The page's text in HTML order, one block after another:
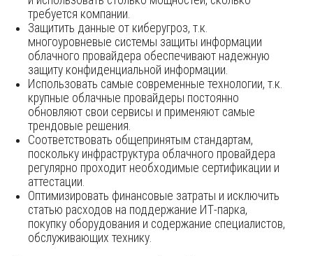
требуется компании.
Защитить данные от киберугроз, т.к.
многоуровневые системы защиты информации
облачного провайдера обеспечивают надежную
защиту конфиденциальной информации.
Использовать самые современные технологии, т.к.
крупные облачные провайдеры постоянно
обновляют свои сервисы и применяют самые
трендовые решения.
Соответствовать общепринятым стандартам,
поскольку инфраструктура облачного провайдера
регулярно проходит необходимые сертификации и
аттестации.
Оптимизировать финансовые затраты и исключить
статью расходов на поддержание ИТ-парка,
покупку оборудования и содержание специалистов,
обслуживающих технику.